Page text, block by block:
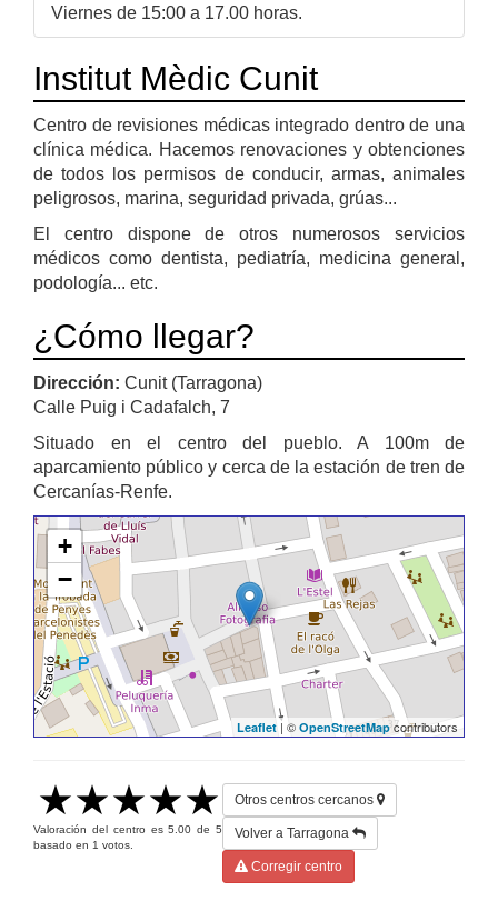
Viernes de 15:00 a 17.00 horas.
Institut Mèdic Cunit
Centro de revisiones médicas integrado dentro de una
clínica médica. Hacemos renovaciones y obtenciones
de todos los permisos de conducir, armas, animales
peligrosos, marina, seguridad privada, grúas...
El centro dispone de otros numerosos servicios
médicos como dentista, pediatría, medicina general,
podología... etc.
¿Cómo llegar?
Dirección: Cunit (Tarragona)
Calle Puig i Cadafalch, 7
Situado en el centro del pueblo. A 100m de
aparcamiento público y cerca de la estación de tren de
Cercanías-Renfe.
+
−
Leaflet | © OpenStreetMapcontributors
Valoración del centro es5.00 de5
basado en 1 votos.
Otros centros cercanos
Volver a Tarragona
Corregir centro